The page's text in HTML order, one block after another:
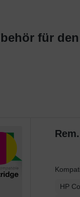
für
HP